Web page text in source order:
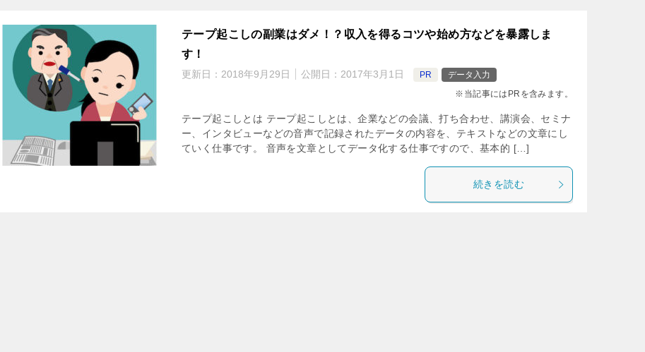
テープ起こしの副業はダメ！？収入を得るコツや始め方などを暴露しま
す！
更新日： 2018年9月29日 公開日： 2017年3月1日 PR
データ入力
※当記事にはPRを含みます。
テープ起こしとは テープ起こしとは、企業などの会議、打ち合わせ、講演会、セミナ
ー、インタビューなどの音声で記録されたデータの内容を、テキストなどの文章にし
ていく仕事です。 音声を文章としてデータ化する仕事ですので、基本的 […]
続きを読む